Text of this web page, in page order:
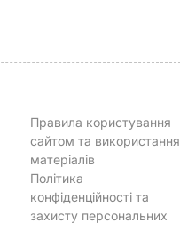
Правила користування
сайтом та використання
матеріалів
Політика
конфіденційності та
захисту персональних